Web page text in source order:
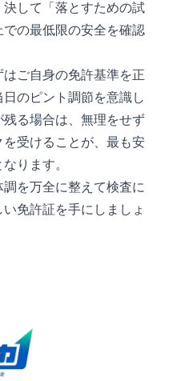
して「落とすための試
の最低限の安全を確認
ご自身の免許基準を正
のピント調節を意識し
る場合は、無理をせず
受けることが、最も安
ります。
を万全に整えて検査に
免許証を手にしましょ